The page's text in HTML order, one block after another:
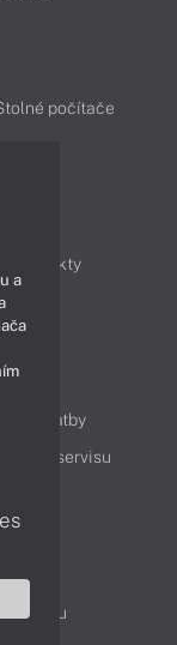
počítače
Produkty
a platby
Cenník servisu
tovaru
a